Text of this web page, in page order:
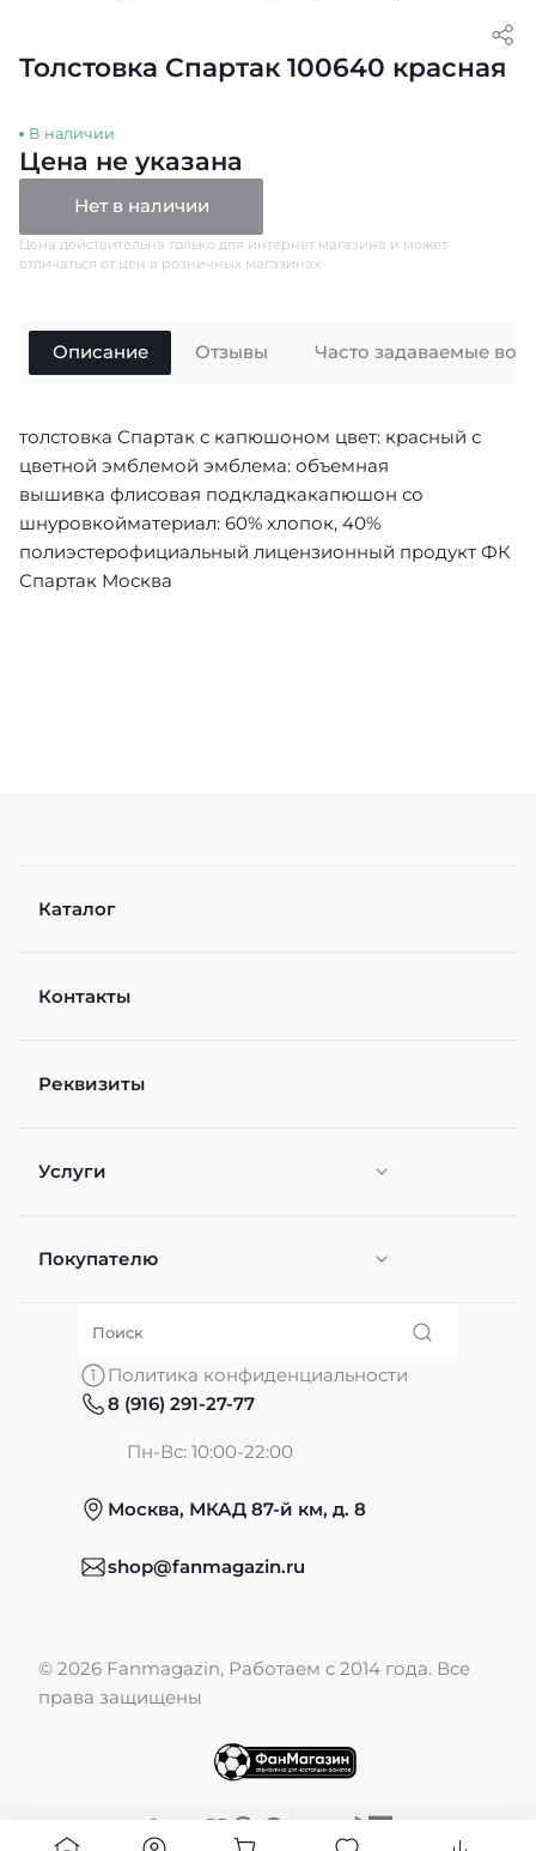
Толстовка Спартак 100640 красная
В наличии
Цена не указана
Нет в наличии
Цена действительна только для интернет магазина и может
отличаться от цен в розничных магазинах
Описание
толстовка Спартак с капюшоном цвет: красный с
цветной эмблемой эмблема: объемная
вышивка флисовая подкладкакапюшон со
шнуровкойматериал: 60% хлопок, 40%
полиэстерофициальный лицензионный продукт ФК
Спартак Москва
Отзывы Часто задаваемые
Каталог
Контакты
Реквизиты
Услуги
Персонификация
Покупателю
О нас
Обмен и возврат
Публичная оферта
Политика конфиденциальности
8 (916) 291-27-77
Пн-Вс: 10:00-22:00
Москва, МКАД 87-й км, д. 8
shop@fanmagazin.ru
© 2026 Fanmagazin, Работаем с 2014 года. Все
права защищены